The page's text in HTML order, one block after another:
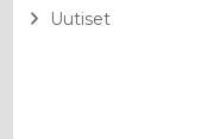
Uutiset